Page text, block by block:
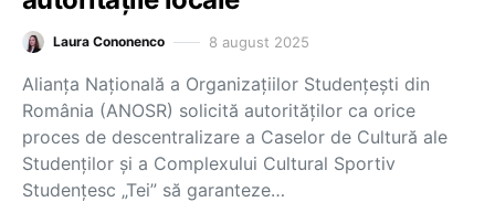
Laura Cononenco 8 august 2025
Alianța Națională a Organizațiilor Studențești din
România (ANOSR) solicită autorităților ca orice
proces de descentralizare a Caselor de Cultură ale
Studenților și a Complexului Cultural Sportiv
Studențesc „Tei” să garanteze…